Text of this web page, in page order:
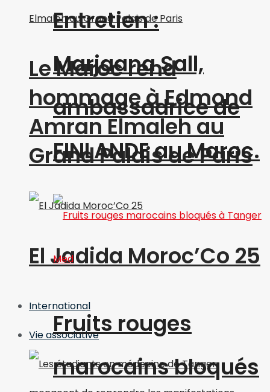
Le Maroc rend
hommage à Edmond
Amran Elmaleh au
Grand Palais de Paris
El Jadida Moroc’Co 25
International
Vie associative
Entretien :
Marjaana Sall,
ambassadrice de
FINLANDE au Maroc.
Fruits rouges
marocains bloqués